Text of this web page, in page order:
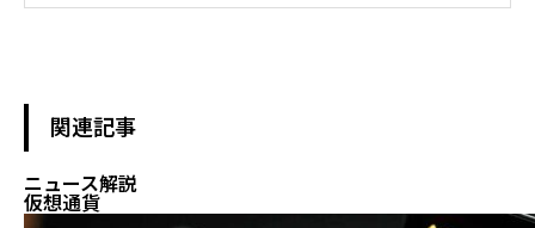
他各メディア取材、出演
関連記事
ニュース解説
仮想通貨